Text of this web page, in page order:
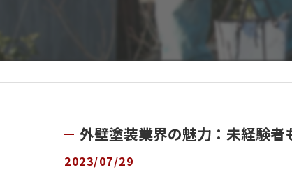
外壁塗装業界の魅力：未経験
2023/07/29